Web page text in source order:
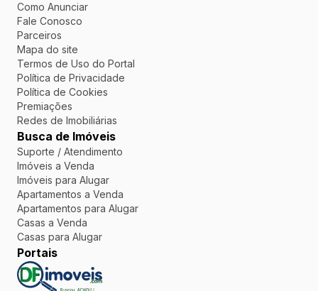
Como Anunciar
Fale Conosco
Parceiros
Mapa do site
Termos de Uso do Portal
Política de Privacidade
Política de Cookies
Premiações
Redes de Imobiliárias
Busca de Imóveis
Suporte / Atendimento
Imóveis a Venda
Imóveis para Alugar
Apartamentos a Venda
Apartamentos para Alugar
Casas a Venda
Casas para Alugar
Portais